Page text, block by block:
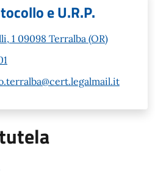
e U.R.P.
1 09098 Terralba (OR)